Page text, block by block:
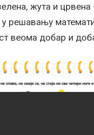
жута и црвена
у решавању
веома добар и